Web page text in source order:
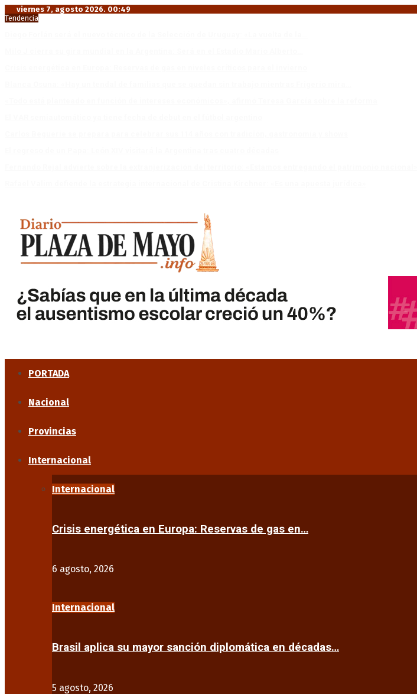
viernes 7, agosto 2026. 00:49
Tendencia
PORTADA
Nacional
Provincias
Internacional
Internacional
Crisis energética en Europa: Reservas de gas en…
6 agosto, 2026
Internacional
Brasil aplica su mayor sanción diplomática en décadas…
5 agosto, 2026